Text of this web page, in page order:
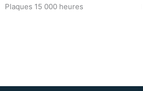
Plaques 15 000 heures